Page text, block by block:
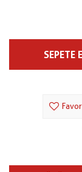
SEPETE